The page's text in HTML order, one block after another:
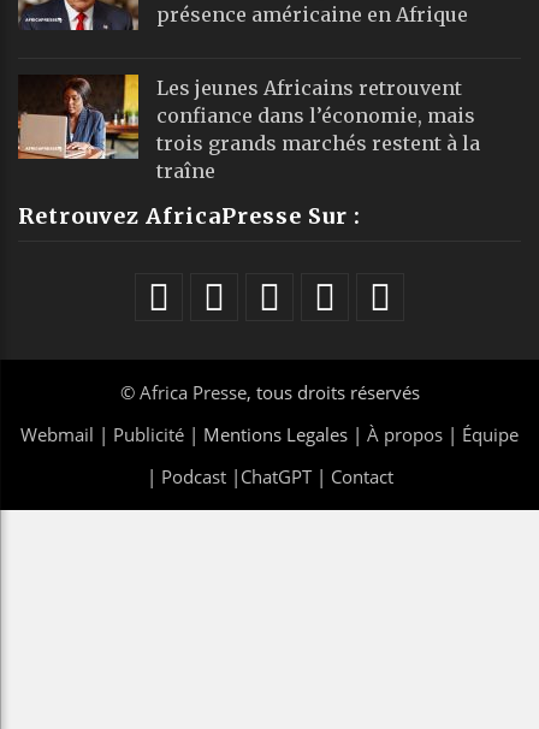
présence américaine en Afrique
Les jeunes Africains retrouvent
confiance dans l’économie, mais
trois grands marchés restent à la
traîne
Retrouvez AfricaPresse Sur :
© Africa Presse, tous droits réservés
Webmail | Publicité | Mentions Legales | À propos | Équipe
| Podcast| ChatGPT| Contact